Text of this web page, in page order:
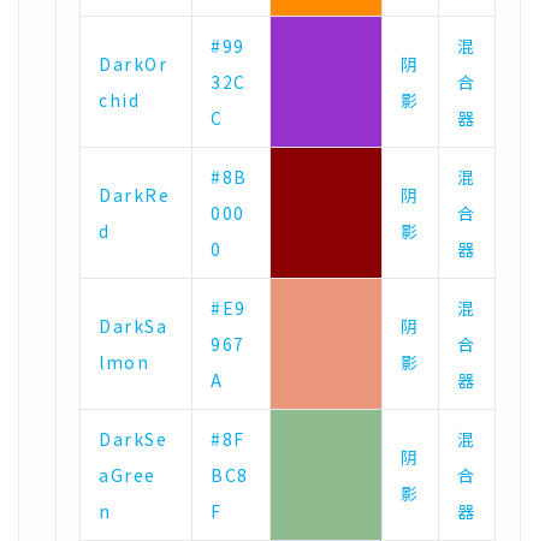
DarkOr
chid
#99
32C
C
阴
影
混
合
器
DarkRe
d
#8B
000
0
阴
影
混
合
器
DarkSa
lmon
#E9
967
A
阴
影
混
合
器
DarkSe
aGree
n
#8F
BC8
F
阴
影
混
合
器